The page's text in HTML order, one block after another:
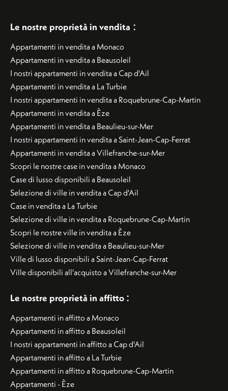
Le nostre proprietà in vendita :
Appartamenti in vendita a Monaco
Appartamenti in vendita a Beausoleil
I nostri appartamenti in vendita a Cap d'Ail
Appartamenti in vendita a La Turbie
I nostri appartamenti in vendita a Roquebrune-Cap-Martin
Appartamenti in vendita a Èze
Appartamenti in vendita a Beaulieu-sur-Mer
I nostri appartamenti in vendita a Saint-Jean-Cap-Ferrat
Appartamenti in vendita a Villefranche-sur-Mer
Scopri le nostre case in vendita a Monaco
Case di lusso disponibili a Beausoleil
Selezione di ville in vendita a Cap d'Ail
Case in vendita a La Turbie
Selezione di ville in vendita a Roquebrune-Cap-Martin
Scopri le nostre ville in vendita a Èze
Selezione di ville in vendita a Beaulieu-sur-Mer
Ville di lusso disponibili a Saint-Jean-Cap-Ferrat
Ville disponibili all'acquisto a Villefranche-sur-Mer
Le nostre proprietà in affitto :
Appartamenti in affitto a Monaco
Appartamenti in affitto a Beausoleil
I nostri appartamenti in affitto a Cap d'Ail
Appartamenti in affitto a La Turbie
Appartamenti in affitto a Roquebrune-Cap-Martin
Appartamenti - Èze